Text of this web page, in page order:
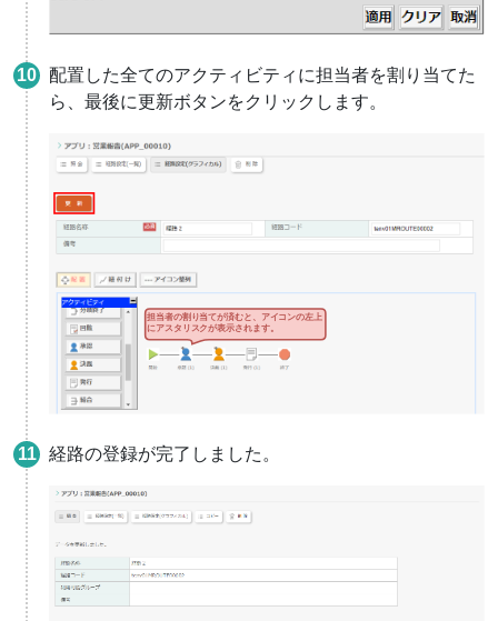
配置した全てのアクティビティに担当者を割り当てた
ら、最後に更新ボタンをクリックします。
経路の登録が完了しました。